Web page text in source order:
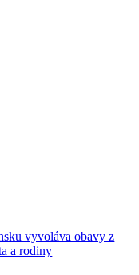
vyvoláva obavy z
a rodiny